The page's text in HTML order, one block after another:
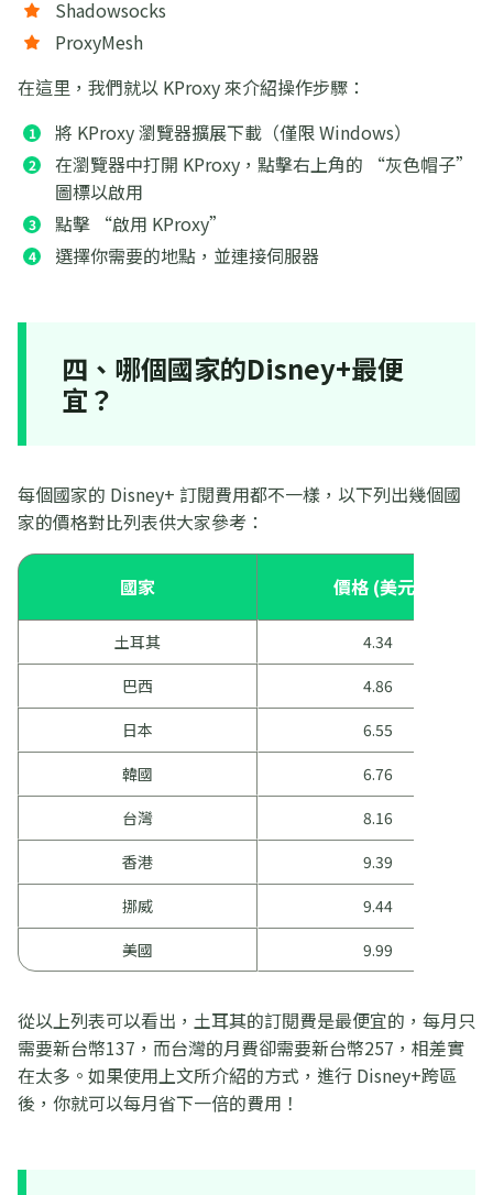
Shadowsocks
ProxyMesh
在這里，我們就以 KProxy 來介紹操作步驟：
將 KProxy 瀏覽器擴展下載（僅限 Windows）
在瀏覽器中打開 KProxy，點擊右上角的 “灰色帽子”
圖標以啟用
點擊 “啟用 KProxy”
選擇你需要的地點，並連接伺服器
四、哪個國家的Disney+最便
宜？
每個國家的 Disney+ 訂閱費用都不一樣，以下列出幾個國
家的價格對比列表供大家參考：
國家 價格 (美元)
土耳其
4.34
巴西
4.86
日本
6.55
韓國
6.76
台灣
8.16
香港
9.39
挪威
9.44
美國
9.99
從以上列表可以看出，土耳其的訂閱費是最便宜的，每月只
需要新台幣137，而台灣的月費卻需要新台幣257，相差實
在太多。如果使用上文所介紹的方式，進行 Disney+跨區
後，你就可以每月省下一倍的費用！